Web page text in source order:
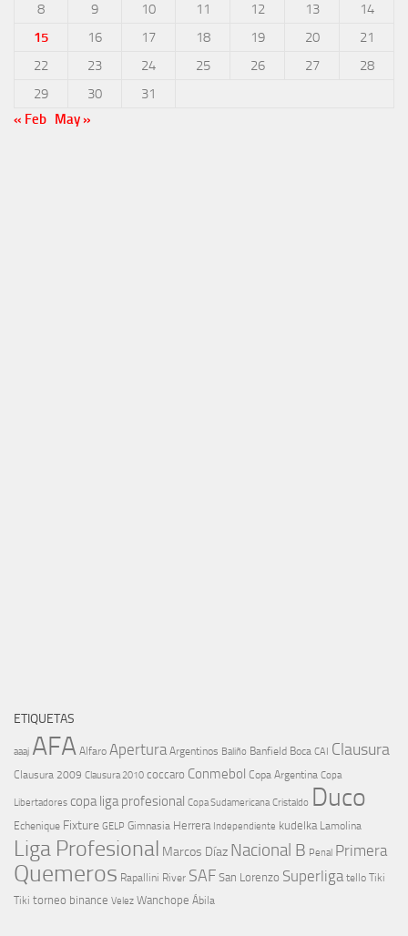
8
9 10 11 12 13
14
15
16 17 18 19 20
21
22
23 24 25 26 27
28
29
30
31
« Feb May »
ETIQUETAS
aaaj AFA Alfaro Apertura Argentinos Baliño Banfield Boca CAI Clausura
Clausura 2009 Clausura 2010 coccaro Conmebol Copa Argentina Copa
Libertadores copa liga profesional Copa Sudamericana Cristaldo Duco
Echenique Fixture GELP Gimnasia Herrera Independiente kudelka Lamolina
Liga Profesional Marcos Díaz Nacional B Penal Primera
Quemeros Rapallini River SAF San Lorenzo Superliga tello Tiki
Tiki torneo binance Velez Wanchope Ábila